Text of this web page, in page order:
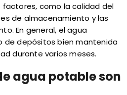
como la calidad del
de almacenamiento y las
En general, el agua
de depósitos bien mantenida
durante varios meses.
agua potable son